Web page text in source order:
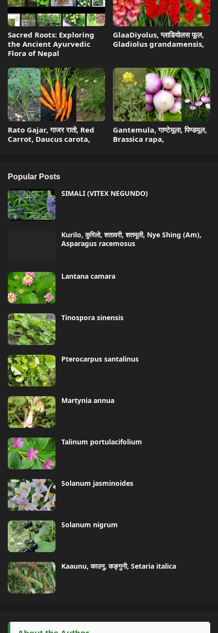
Sacred Roots: Exploring
the Ancient Ayurvedic
Flora of Nepal
GlaaDiyolus, ग्लाडियोलस फूल,
Gladiolus grandamensis,
Rato Gajar, गाजर रातो, Red
Carrot, Daucus carota,
Gantemula, गाण्टेमूला, पिण्डमूल,
Brassica rapa,
Popular Posts
SIMALI (VITEX NEGUNDO)
Kurilo, कुरिलो, शतावरी, शतमूली, Nye Shing (Am),
Asparagus racemosus
Lantana camara
Tinospora sinensis
Pterocarpus santalinus
Martynia annua
Talinum portulacifolium
Solanum jasminoides
Solanum nigrum
Kaaunu, काउनु, कङ्गुनी, Setaria italica